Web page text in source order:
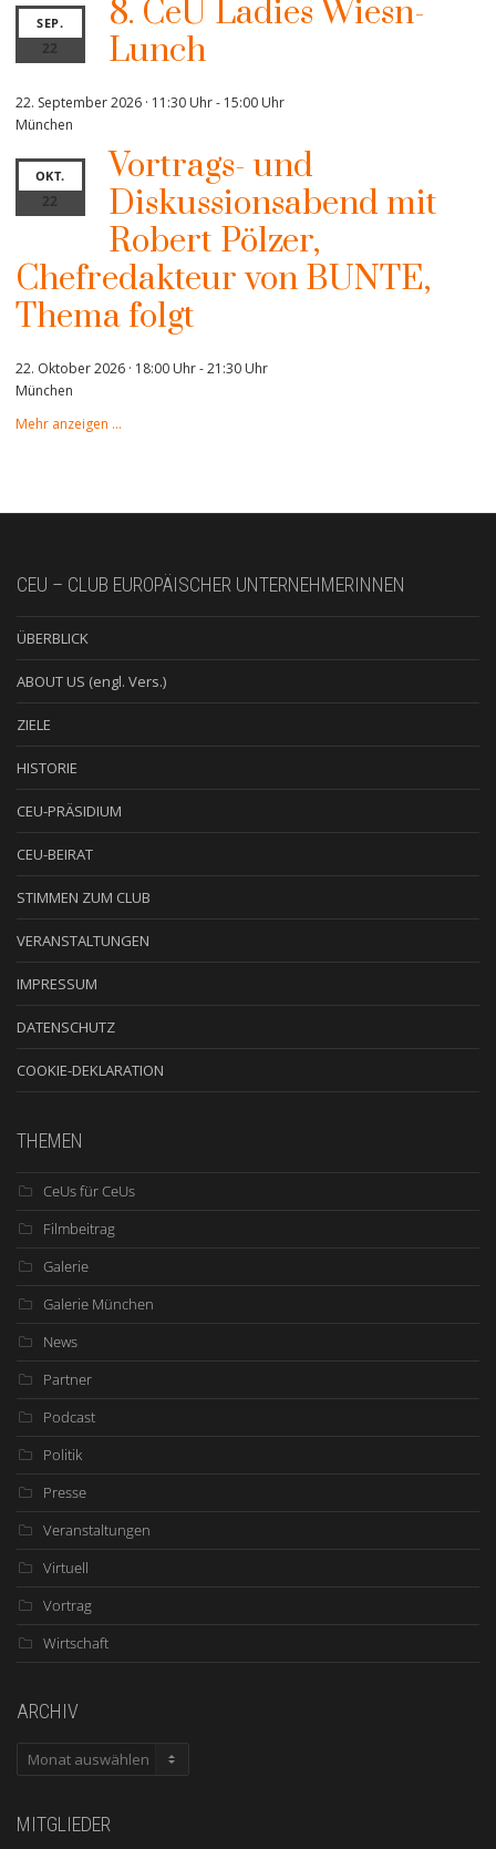
SEP.
22
8. CeU Ladies Wiesn-
Lunch
22. September 2026 · 11:30 Uhr- 15:00 Uhr
München
OKT.
22
Vortrags- und
Diskussionsabend mit
Robert Pölzer,
Chefredakteur von BUNTE,
Thema folgt
22. Oktober 2026 · 18:00 Uhr-21:30 Uhr
München
Mehr anzeigen …
CEU – CLUB EUROPÄISCHER UNTERNEHMERINNEN
ÜBERBLICK
ABOUT US (engl. Vers.)
ZIELE
HISTORIE
CEU-PRÄSIDIUM
CEU-BEIRAT
STIMMEN ZUM CLUB
VERANSTALTUNGEN
IMPRESSUM
DATENSCHUTZ
COOKIE-DEKLARATION
THEMEN
CeUs für CeUs
Filmbeitrag
Galerie
Galerie München
News
Partner
Podcast
Politik
Presse
Veranstaltungen
Virtuell
Vortrag
Wirtschaft
ARCHIV
ARCHIV
MITGLIEDER